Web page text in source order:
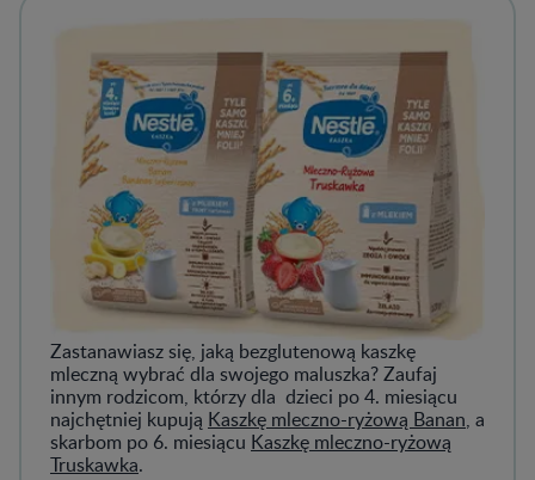
Zastanawiasz się, jaką bezglutenową kaszkę
mleczną wybrać dla swojego maluszka? Zaufaj
innym rodzicom, którzy dla dzieci po 4. miesiącu
najchętniej kupują Kaszkę mleczno-ryżową Banan, a
skarbom po 6. miesiącu Kaszkę mleczno-ryżową
Truskawka.